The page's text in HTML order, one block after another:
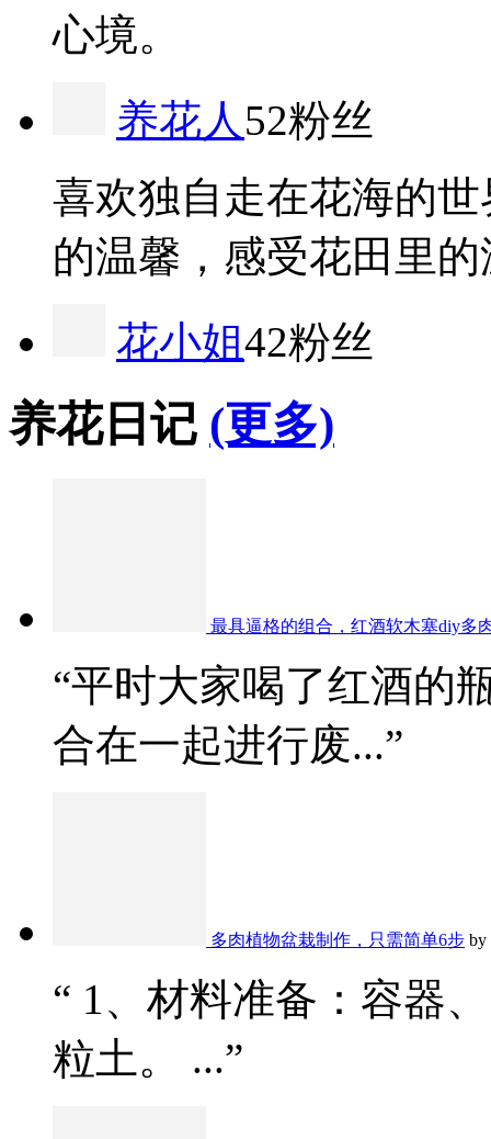
心境。
养花人 52粉丝
喜欢独自走在花海的
的温馨，感受花田里
花小姐42粉丝
养花日记 (更多)
最具逼格的组合，红酒软木塞diy多
“平时大家喝了红酒的
合在一起进行废...”
多肉植物盆栽制作，只需简单6步 by
“ 1、材料准备：容器
粒土。 ...”